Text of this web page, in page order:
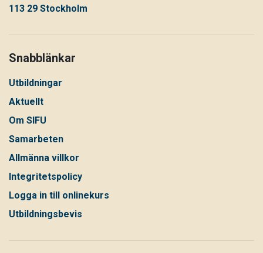
113 29 Stockholm
Snabblänkar
Utbildningar
Aktuellt
Om SIFU
Samarbeten
Allmänna villkor
Integritetspolicy
Logga in till onlinekurs
Utbildningsbevis